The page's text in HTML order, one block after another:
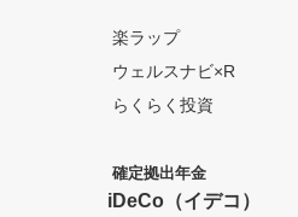
楽ラップ
ウェルスナビ×R
らくらく投資
確定拠出年金
iDeCo（イデコ）